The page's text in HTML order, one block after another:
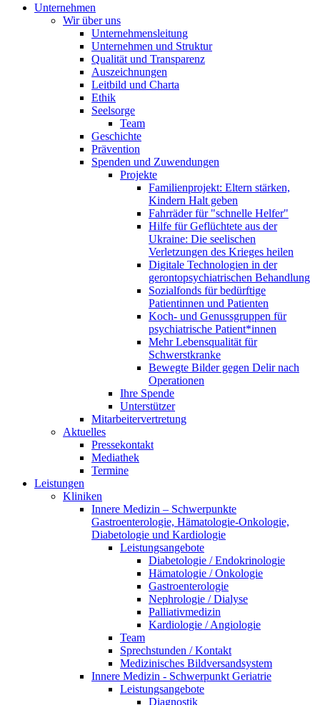
Unternehmen
Wir über uns
Unternehmensleitung
Unternehmen und Struktur
Qualität und Transparenz
Auszeichnungen
Leitbild und Charta
Ethik
Seelsorge
Team
Geschichte
Prävention
Spenden und Zuwendungen
Projekte
Familienprojekt: Eltern stärken,
Kindern Halt geben
Fahrräder für "schnelle Helfer"
Hilfe für Geflüchtete aus der
Ukraine: Die seelischen
Verletzungen des Krieges heilen
Digitale Technologien in der
gerontopsychiatrischen Behandlung
Sozialfonds für bedürftige
Patientinnen und Patienten
Koch- und Genussgruppen für
psychiatrische Patient*innen
Mehr Lebensqualität für
Schwerstkranke
Bewegte Bilder gegen Delir nach
Operationen
Ihre Spende
Unterstützer
Mitarbeitervertretung
Aktuelles
Pressekontakt
Mediathek
Termine
Leistungen
Kliniken
Innere Medizin – Schwerpunkte
Gastroenterologie, Hämatologie-Onkologie,
Diabetologie und Kardiologie
Leistungsangebote
Diabetologie / Endokrinologie
Hämatologie / Onkologie
Gastroenterologie
Nephrologie / Dialyse
Palliativmedizin
Kardiologie / Angiologie
Team
Sprechstunden / Kontakt
Medizinisches Bildversandsystem
Innere Medizin - Schwerpunkt Geriatrie
Leistungsangebote
Diagnostik